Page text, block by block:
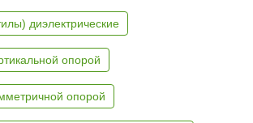
диэлектрические
опорой
опорой